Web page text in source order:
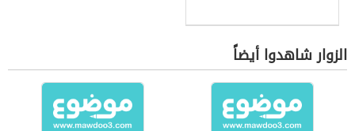
الزوار شاهدوا أيضاً